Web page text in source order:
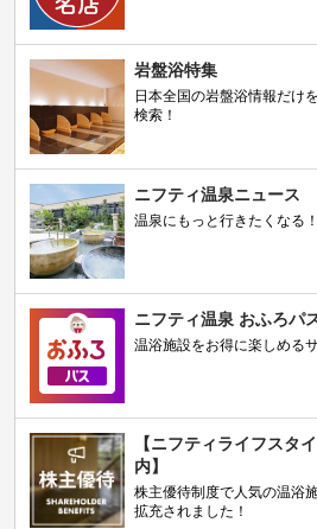
岩盤浴特集
日本全国の岩盤浴情報だけ
検索！
ニフティ温泉ニュース
温泉にもっと行きたくなる
ニフティ温泉 おふろパ
温浴施設をお得に楽しめる
【ニフティライフスタ
内】
株主優待制度で人気の温浴
拡充されました！